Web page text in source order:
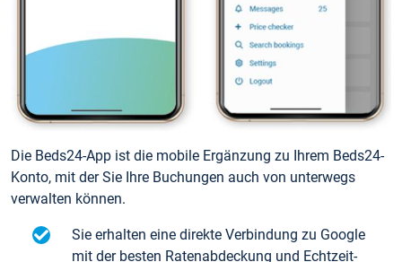
Die Beds24-App ist die mobile Ergänzung zu Ihrem Beds24-
Konto, mit der Sie Ihre Buchungen auch von unterwegs
verwalten können.
Sie erhalten eine direkte Verbindung zu Google
mit der besten Ratenabdeckung und Echtzeit-